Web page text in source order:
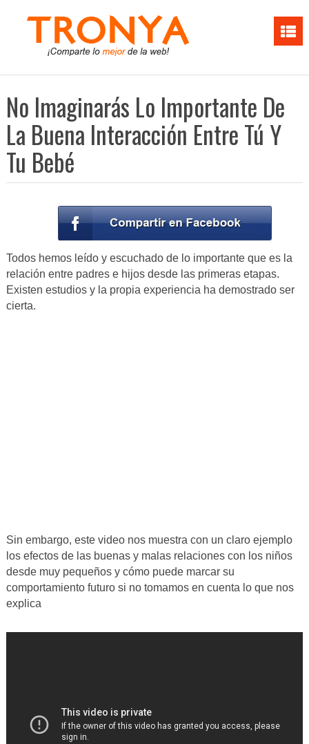
No Imaginarás Lo Importante De
La Buena Interacción Entre Tú Y
Tu Bebé
Todos hemos leído y escuchado de lo importante que es la
relación entre padres e hijos desde las primeras etapas.
Existen estudios y la propia experiencia ha demostrado ser
cierta.
Sin embargo, este video nos muestra con un claro ejemplo
los efectos de las buenas y malas relaciones con los niños
desde muy pequeños y cómo puede marcar su
comportamiento futuro si no tomamos en cuenta lo que nos
explica